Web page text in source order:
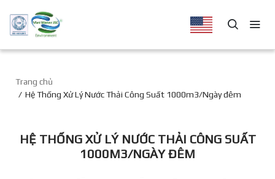
Trang chủ
Hệ Thống Xử Lý Nước Thải Công Suất 1000m3/Ngày đêm
HỆ THỐNG XỬ LÝ NƯỚC THẢI CÔNG SUẤT
1000M3/NGÀY ĐÊM